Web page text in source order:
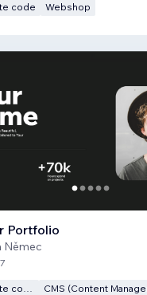
code Webshop
Portfolio
Němec
Aangepaste code